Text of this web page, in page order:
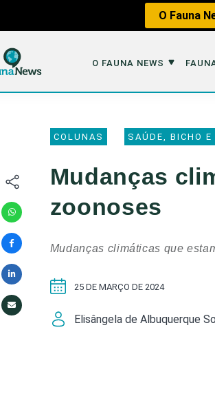
O Fauna
O FAUNA NEWS
O Fauna News
Equipe
Parceiros
Republique
Contato/Mídia Kit
Fauna em
Caça
Impactos dos
COLUNAS SAÚDE, BICHO E
Mudanças
zoonoses
Mudanças climáticas que
Elisângela de Albuquerque
25 DE MARÇO DE 2024